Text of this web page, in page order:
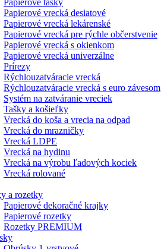
Papierové vrecká desiatové
Papierové vrecká lekárenské
Papierové vrecká pre rýchle občerstvenie
Papierové vrecká s okienkom
Papierové vrecká univerzálne
Prírezy
Rýchlouzatváracie vrecká
Rýchlouzatváracie vrecká s euro závesom
Systém na zatváranie vreciek
Tašky a košieľky
Vrecká do koša a vrecia na odpad
Vrecká do mrazničky
Vrecká LDPE
Vrecká na hydinu
Vrecká na výrobu ľadových kociek
Vrecká rolované
a rozetky
Papierové dekoračné krajky
Papierové rozetky
Rozetky PREMIUM